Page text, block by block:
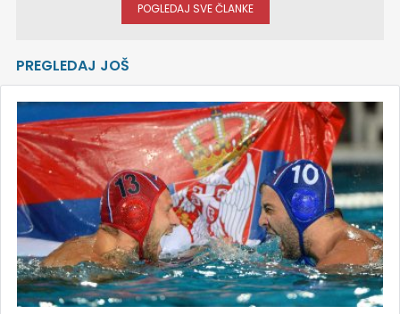
POGLEDAJ SVE ČLANKE
PREGLEDAJ JOŠ